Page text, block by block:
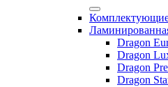
Dragon
Dragon
Dragon
Dragon